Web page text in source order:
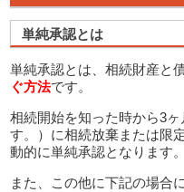
単純承認とは
単純承認とは、相続財産と
ぐ方法です。
相続開始を知った時から3
す。）に相続放棄または限
動的に単純承認となります。
また、この他に下記の場合